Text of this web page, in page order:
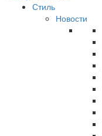
Стиль
Новости